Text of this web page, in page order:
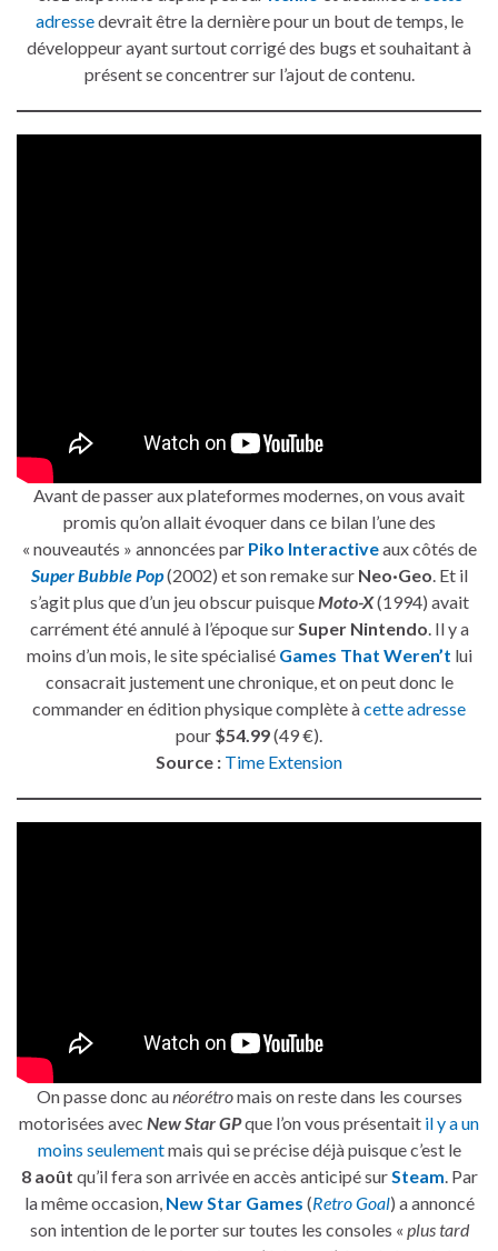
adressedevrait être la dernière pour un bout de temps, le
développeur ayant surtout corrigé des bugs et souhaitant à
présent se concentrer sur l’ajout de contenu.
Avant de passer aux plateformes modernes, on vous avait
promis qu’on allait évoquer dans ce bilan l’une des
« nouveautés » annoncées par Piko Interactiveaux côtés de
Super Bubble Pop(2002) et son remake sur Neo·Geo. Et il
s’agit plus que d’un jeu obscur puisqueMoto-X(1994) avait
carrément été annulé à l’époque surSuper Nintendo. Il y a
moins d’un mois, le site spécialisé Games That Weren’t lui
consacrait justement une chronique, et on peut donc le
commander en édition physique complète àcette adresse
pour $54.99(49 €).
Source : Time Extension
On passe donc aunéorétromais on reste dans les courses
motorisées avec New Star GPque l’on vous présentait il y a un
moins seulementmais qui se précise déjà puisque c’est le
8 août qu’il fera son arrivée en accès anticipé surSteam. Par
la même occasion, New Star Games (Retro Goal) a annoncé
son intention de le porter sur toutes les consoles « plus tard